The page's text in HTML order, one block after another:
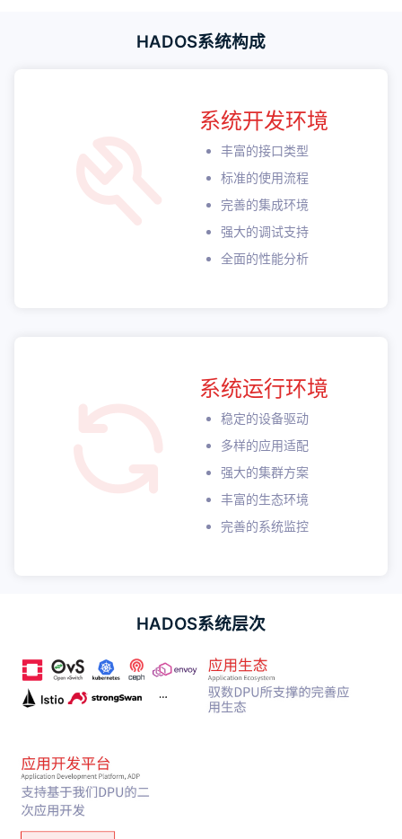
HADOS系统构成
系统开发环境
丰富的接口类型
标准的使用流程
完善的集成环境
强大的调试支持
全面的性能分析
系统运行环境
稳定的设备驱动
多样的应用适配
强大的集群方案
丰富的生态环境
完善的系统监控
HADOS系统层次